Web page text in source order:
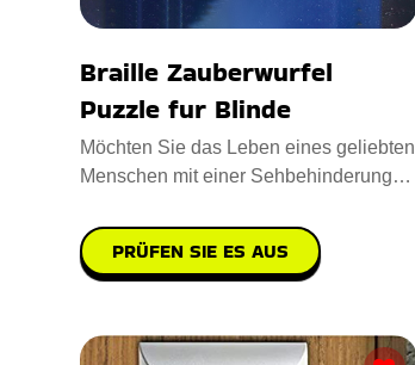
Braille Zauberwurfel
Puzzle fur Blinde
Möchten Sie das Leben eines geliebten
Menschen mit einer Sehbehinderung
PRÜFEN SIE ES AUS